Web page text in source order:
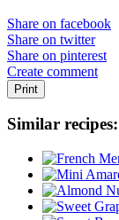
Share on facebook
Share on twitter
Share on pinterest
Create comment
Print
Similar recipes: